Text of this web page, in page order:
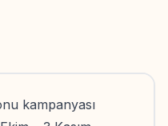
kampanyası